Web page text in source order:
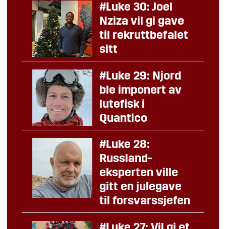
#Luke 30: Joel
Nziza vil gi gave
til rekruttbefalet
sitt
#Luke 29: Njord
ble imponert av
lutefisk i
Quantico
#Luke 28:
Russland-
eksperten ville
gitt en julegave
til forsvarssjefen